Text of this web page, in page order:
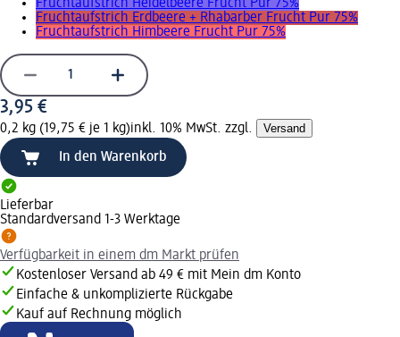
Fruchtaufstrich Heidelbeere Frucht Pur 75%
Fruchtaufstrich Erdbeere + Rhabarber Frucht Pur 75%
Fruchtaufstrich Himbeere Frucht Pur 75%
3,95 €
0,2 kg (19,75 € je 1 kg)inkl. 10% MwSt. zzgl. Versand
In den Warenkorb
Lieferbar
Standardversand 1-3 Werktage
Verfügbarkeit in einem dm Markt prüfen
Kostenloser Versand ab 49 € mit Mein dm Konto
Einfache & unkomplizierte Rückgabe
Kauf auf Rechnung möglich